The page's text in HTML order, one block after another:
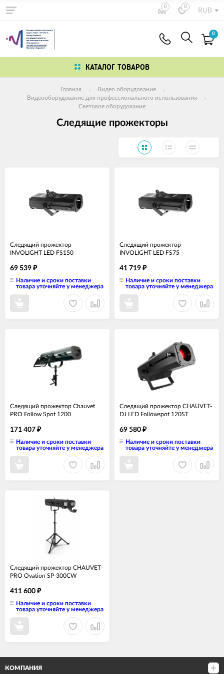
0 0
RUB
0
КАТАЛОГ ТОВАРОВ
Главная
Видео оборудование
Видеооборудование для профессионального использования
Световое оборудование
Следящие прожекторы
Следящий прожектор
INVOLIGHT LED FS150
69 539 ₽
Наличие и сроки поставки
товара уточняйте у менеджера
Следящий прожектор
INVOLIGHT LED FS75
41 719 ₽
Наличие и сроки поставки
товара уточняйте у менеджера
Следящий прожектор Chauvet
PRO Follow Spot 1200
171 407 ₽
Наличие и сроки поставки
товара уточняйте у менеджера
Следящий прожектор CHAUVET-
DJ LED Followspot 120ST
69 580 ₽
Наличие и сроки поставки
товара уточняйте у менеджера
Следящий прожектор CHAUVET-
PRO Ovation SP-300CW
411 600 ₽
Наличие и сроки поставки
товара уточняйте у менеджера
КОМПАНИЯ